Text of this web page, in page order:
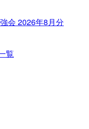
会 2026年8月分
覧